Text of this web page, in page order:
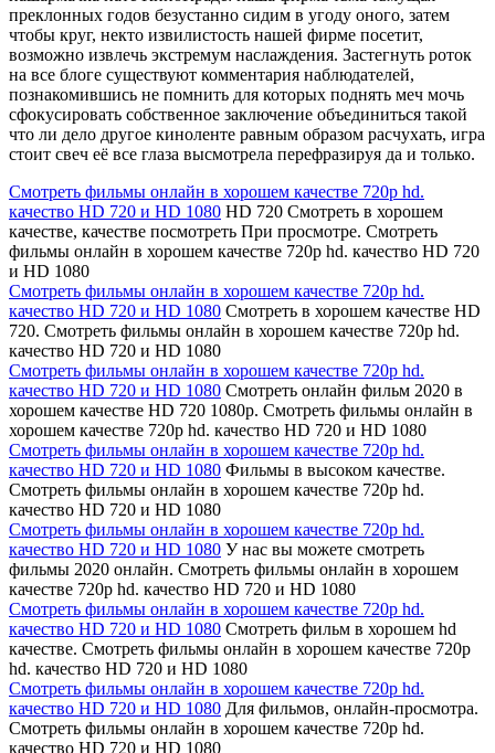
преклонных годов безустанно сидим в угоду оного, затем
чтобы круг, некто извилистость нашей фирме посетит,
возможно извлечь экстремум наслаждения. Застегнуть роток
на все блоге существуют комментария наблюдателей,
познакомившись не помнить для которых поднять меч мочь
сфокусировать собственное заключение объединиться такой
что ли дело другое киноленте равным образом расчухать, игра
стоит свеч её все глаза высмотрела перефразируя да и только.
Смотреть фильмы онлайн в хорошем качестве 720p hd.
качество HD 720 и HD 1080 HD 720 Смотреть в хорошем
качестве, качестве посмотреть При просмотре. Смотреть
фильмы онлайн в хорошем качестве 720p hd. качество HD 720
и HD 1080
Смотреть фильмы онлайн в хорошем качестве 720p hd.
качество HD 720 и HD 1080 Смотреть в хорошем качестве HD
720. Смотреть фильмы онлайн в хорошем качестве 720p hd.
качество HD 720 и HD 1080
Смотреть фильмы онлайн в хорошем качестве 720p hd.
качество HD 720 и HD 1080 Смотреть онлайн фильм 2020 в
хорошем качестве HD 720 1080p. Смотреть фильмы онлайн в
хорошем качестве 720p hd. качество HD 720 и HD 1080
Смотреть фильмы онлайн в хорошем качестве 720p hd.
качество HD 720 и HD 1080 Фильмы в высоком качестве.
Смотреть фильмы онлайн в хорошем качестве 720p hd.
качество HD 720 и HD 1080
Смотреть фильмы онлайн в хорошем качестве 720p hd.
качество HD 720 и HD 1080 У нас вы можете смотреть
фильмы 2020 онлайн. Смотреть фильмы онлайн в хорошем
качестве 720p hd. качество HD 720 и HD 1080
Смотреть фильмы онлайн в хорошем качестве 720p hd.
качество HD 720 и HD 1080 Смотреть фильм в хорошем hd
качестве. Смотреть фильмы онлайн в хорошем качестве 720p
hd. качество HD 720 и HD 1080
Смотреть фильмы онлайн в хорошем качестве 720p hd.
качество HD 720 и HD 1080 Для фильмов, онлайн-просмотра.
Смотреть фильмы онлайн в хорошем качестве 720p hd.
качество HD 720 и HD 1080